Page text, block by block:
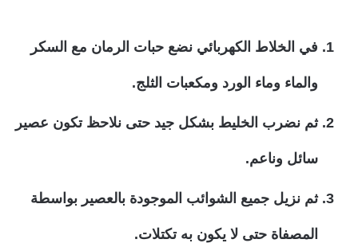
في الخلاط الكهربائي نضع حبات الرمان مع السكر
والماء وماء الورد ومكعبات الثلج.
ثم نضرب الخليط بشكل جيد حتى نلاحظ تكون عصير
سائل وناعم.
ثم نزيل جميع الشوائب الموجودة بالعصير بواسطة
المصفاة حتى لا يكون به تكتلات.